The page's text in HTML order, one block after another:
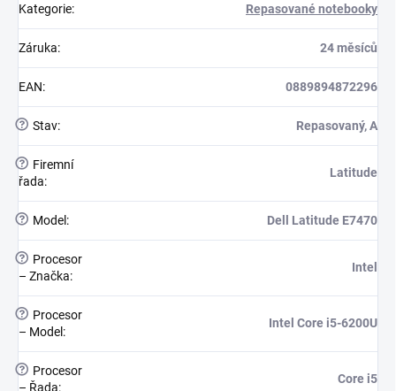
Kategorie: Repasované notebooky
Záruka: 24 měsíců
EAN: 0889894872296
? Stav: Repasovaný, A
?
Firemní
řada:
Latitude
? Model : Dell Latitude E7470
?
Procesor
– Značka:
Intel
?
Procesor
– Model :
Intel Core i5-6200U
?
Procesor
– Řada:
Core i5